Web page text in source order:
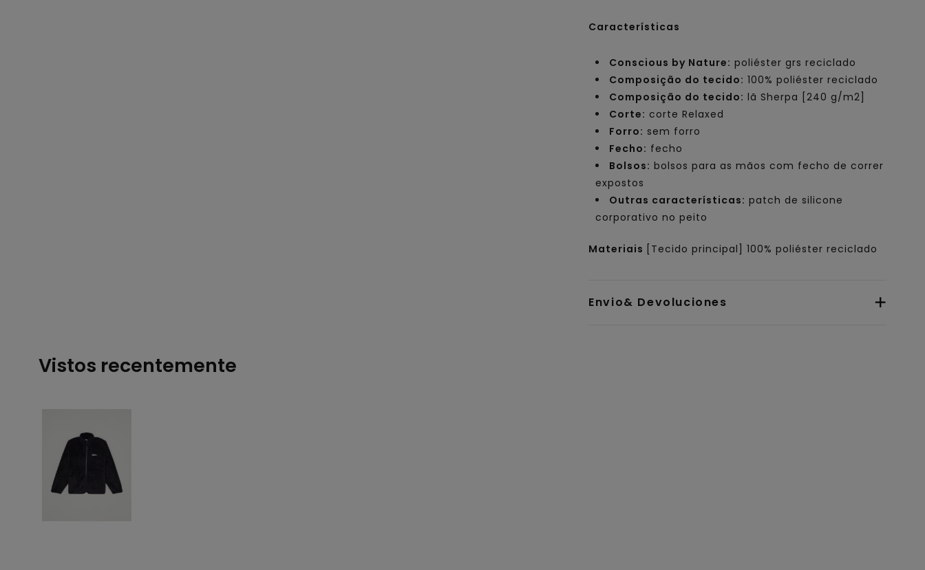
Características
Conscious by Nature: poliéster grs reciclado
Composição do tecido: 100% poliéster reciclado
Composição do tecido: lã Sherpa [240 g/m2]
Corte: corte Relaxed
Forro: sem forro
Fecho: fecho
Bolsos: bolsos para as mãos com fecho de correr
expostos
Outras características: patch de silicone
corporativo no peito
Materiais [Tecido principal] 100% poliéster reciclado
Envio& Devoluciones
Vistos recentemente